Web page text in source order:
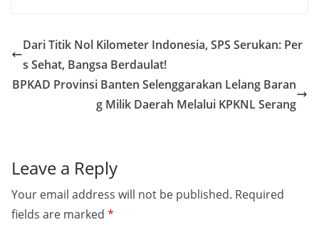
Dari Titik Nol Kilometer Indonesia, SPS Serukan: Per
s Sehat, Bangsa Berdaulat!
BPKAD Provinsi Banten Selenggarakan Lelang Baran
g Milik Daerah Melalui KPKNL Serang
Leave a Reply
Your email address will not be published. Required
fields are marked *